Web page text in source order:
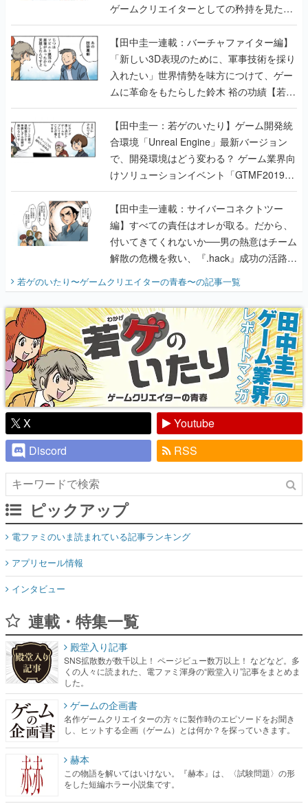
ゲームクリエイターとしての矜持を見た
【若ゲのいたり最終回】
【田中圭一連載：バーチャファイター編】
「新しい3D表現のために、軍事技術を採り
入れたい」世界情勢を味方につけて、ゲー
ムに革命をもたらした鈴木 裕の功績【若ゲ
のいたり】
【田中圭一：若ゲのいたり】ゲーム開発統
合環境「Unreal Engine」最新バージョン
で、開発環境はどう変わる？ ゲーム業界向
けソリューションイベント「GTMF2019」
に行って、より理解を深めよう【PR】
【田中圭一連載：サイバーコネクトツー
編】すべての責任はオレが取る。だから、
付いてきてくれないか──男の熱意はチーム
解散の危機を救い、『.hack』成功の活路を
開く。業界の快男児・松山 洋に流れる血は
『少年ジャンプ』色だった【若ゲのいた
り】
若ゲのいたり〜ゲームクリエイターの青春〜の記事一覧
X
Youtube
Discord
RSS
ピックアップ
電ファミのいま読まれている記事ランキング
アプリセール情報
インタビュー
連載・特集一覧
殿堂入り記事
SNS拡散数が数千以上！ ページビュー数万以上！ などなど。多
くの人々に読まれた、電ファミ渾身の“殿堂入り”記事をまとめま
した。
ゲームの企画書
名作ゲームクリエイターの方々に製作時のエピソードをお聞き
し、ヒットする企画（ゲーム）とは何か？を探っていきます。
赫本
この物語を解いてはいけない。『赫本』は、〈試験問題〉の形
をした短編ホラー小説集です。